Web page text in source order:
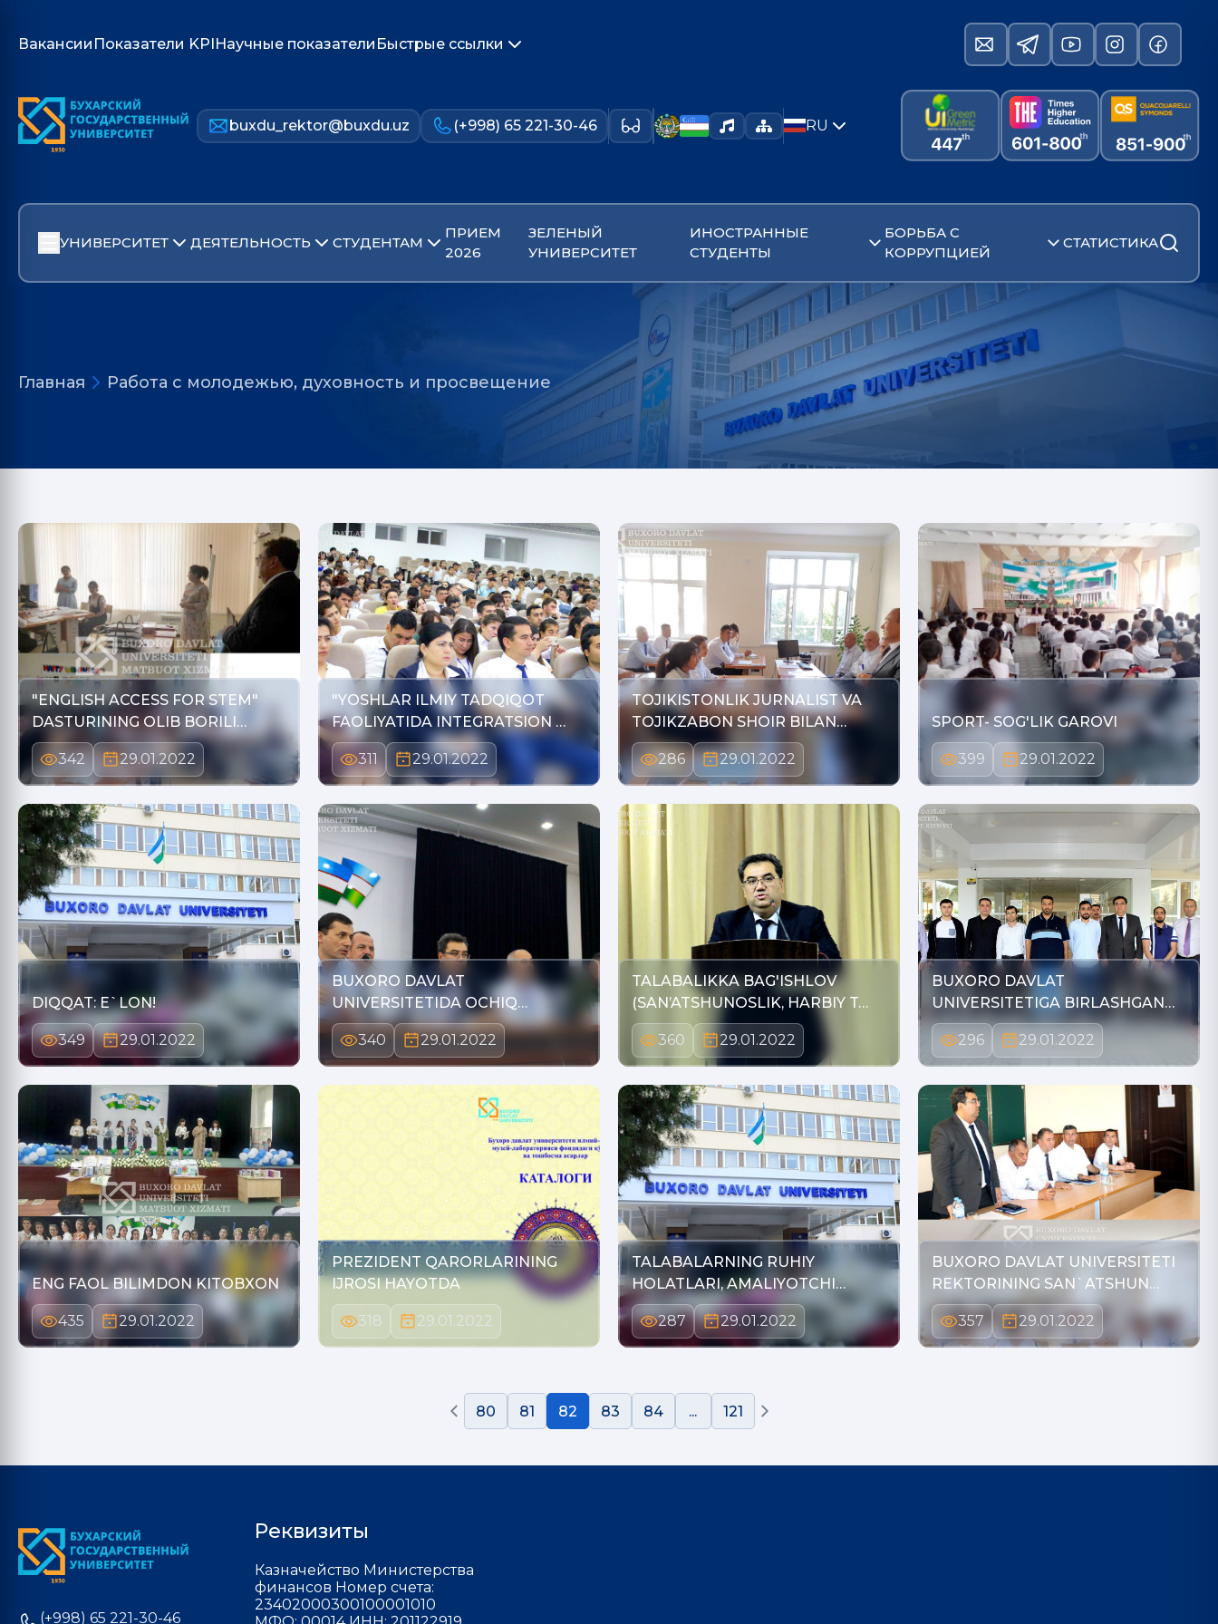
Вакансии Показатели KPIНаучные показатели Быстрые ссылки
buxdu_rektor@buxdu.uz (+998) 65 221-30-46 RU
УНИВЕРСИТЕТ ДЕЯТЕЛЬНОСТЬ СТУДЕНТАМ
ПРИЕМ
2026
ЗЕЛЕНЫЙ
УНИВЕРСИТЕТ
ИНОСТРАННЫЕ
СТУДЕНТЫ
БОРЬБА С
КОРРУПЦИЕЙ
СТАТИСТИКА
Главная Работа с молодежью, духовность и просвещение
"ENGLISH ACCESS FOR STEM"
DASTURINING OLIB BORILI…
342 29.01.2022
"YOSHLAR ILMIY TADQIQOT
FAOLIYATIDA INTEGRATSION …
311 29.01.2022
TOJIKISTONLIK JURNALIST VA
TOJIKZABON SHOIR BILAN…
286 29.01.2022
SPORT- SOG'LIK GAROVI
399 29.01.2022
DIQQAT: E`LON!
349 29.01.2022
BUXORO DAVLAT
UNIVERSITETIDA OCHIQ
ESHIKLAR KUNI
340
29.01.2022
TALABALIKKA BAG'ISHLOV
(SAN’ATSHUNOSLIK, HARBIY T…
360 29.01.2022
BUXORO DAVLAT
UNIVERSITETIGA BIRLASHGAN
ARAB AMIR…
296
29.01.2022
ENG FAOL BILIMDON KITOBXON
435 29.01.2022
PREZIDENT QARORLARINING
IJROSI HAYOTDA
318 29.01.2022
TALABALARNING RUHIY
HOLATLARI, AMALIYOTCHI
PSIXOL…
287
29.01.2022
BUXORO DAVLAT UNIVERSITETI
REKTORINING SAN`ATSHUN…
357 29.01.2022
80 81 82 83 84 ... 121
(+998) 65 221-30-46
Реквизиты
Казначейство Министерства
финансов Номер счета:
23402000300100001010